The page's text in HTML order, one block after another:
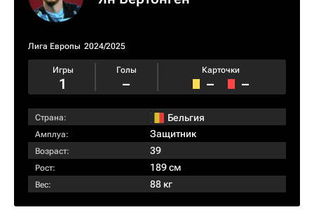
Лига Европы 2024/2025
Игры
1
Голы
–
Карточки
– –
Страна: Бельгия
Амплуа: Защитник
Возраст: 39
Рост: 189 см
Вес: 88 кг